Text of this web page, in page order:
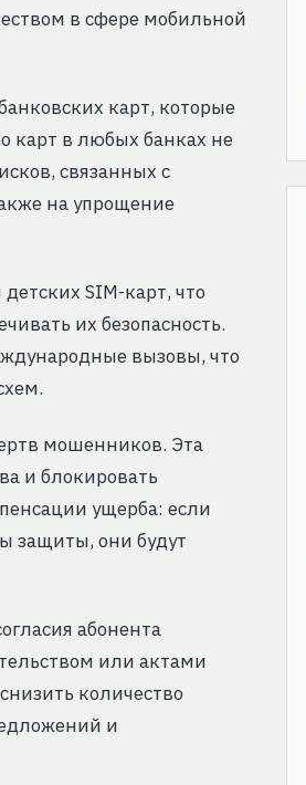
в сфере мобильной
карт, которые
карт в любых банках не
связанных с
на упрощение
SIM-карт, что
их безопасность.
вызовы, что
мошенников. Эта
и блокировать
ущерба: если
защиты, они будут
абонента
или актами
количество
и